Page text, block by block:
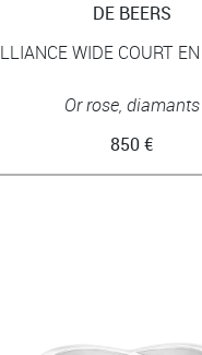
DE BEERS
WIDE COURT
Or rose, diamants
850 €